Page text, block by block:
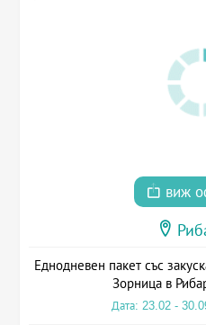
виж
Еднодневен пакет със
Зорница в
Дата: 23.02 -